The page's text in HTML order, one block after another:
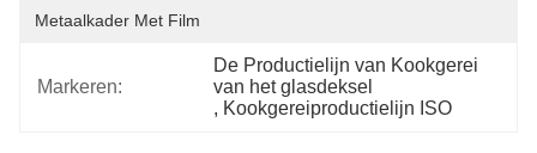
Metaalkader Met Film
Markeren:
De Productielijn van Kookgerei
van het glasdeksel
, Kookgereiproductielijn ISO